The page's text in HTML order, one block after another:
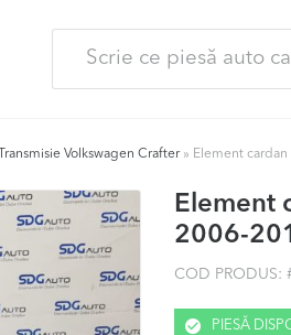
Transmisie Volkswagen Crafter» Element
Element
2006-
COD PRODUS:
PIESĂ